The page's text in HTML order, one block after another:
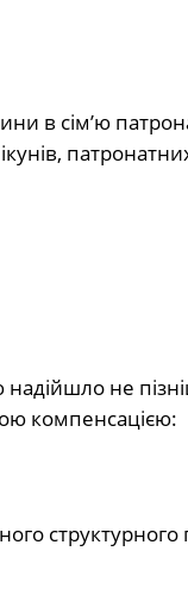
в сім’ю
не
компенсацією:
структурного